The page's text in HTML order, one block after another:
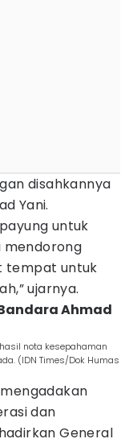
disahkannya
Yani.
untuk
mendorong
tempat untuk
ujarnya.
Ahmad
nota kesepahaman
(IDN Times/Dok Humas
mengadakan
dan
General